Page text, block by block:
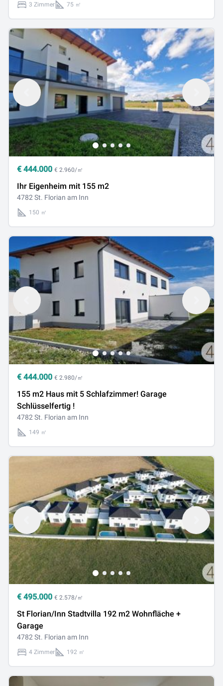
3 Zimmer 75 ㎡
€ 444.000 € 2.960/㎡
Ihr Eigenheim mit 155 m2
4782 St. Florian am Inn
150 ㎡
€ 444.000 € 2.980/㎡
155 m2 Haus mit 5 Schlafzimmer! Garage
Schlüsselfertig !
4782 St. Florian am Inn
149 ㎡
€ 495.000 € 2.578/㎡
St Florian/Inn Stadtvilla 192 m2 Wohnfläche +
Garage
4782 St. Florian am Inn
4 Zimmer 192 ㎡